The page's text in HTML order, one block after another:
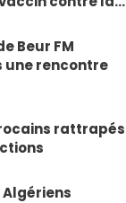
Beur FM
une rencontre
rattrapés